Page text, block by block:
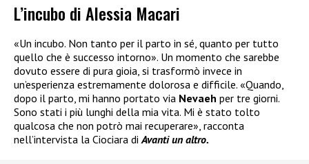
L’incubo di Alessia Macari
«Un incubo. Non tanto per il parto in sé, quanto per tutto
quello che è successo intorno». Un momento che sarebbe
dovuto essere di pura gioia, si trasformò invece in
un’esperienza estremamente dolorosa e difficile. «Quando,
dopo il parto, mi hanno portato via Nevaeh per tre giorni.
Sono stati i più lunghi della mia vita. Mi è stato tolto
qualcosa che non potrò mai recuperare», racconta
nell’intervista la Ciociara diAvanti un altro.